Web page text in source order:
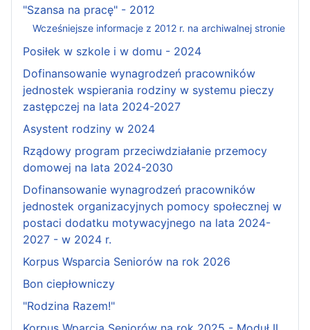
"Szansa na pracę" - 2012
Wcześniejsze informacje z 2012 r. na archiwalnej stronie
Posiłek w szkole i w domu - 2024
Dofinansowanie wynagrodzeń pracowników
jednostek wspierania rodziny w systemu pieczy
zastępczej na lata 2024-2027
Asystent rodziny w 2024
Rządowy program przeciwdziałanie przemocy
domowej na lata 2024-2030
Dofinansowanie wynagrodzeń pracowników
jednostek organizacyjnych pomocy społecznej w
postaci dodatku motywacyjnego na lata 2024-
2027 - w 2024 r.
Korpus Wsparcia Seniorów na rok 2026
Bon ciepłowniczy
"Rodzina Razem!"